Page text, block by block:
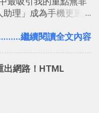
個地方，我可以無拘
各種可能。例如 目前
服務的資訊，未來也
加入短評，或者對於
資訊作補充，讓我的
理」成為手機更重
聰明的一台智慧型手
的照片、可以規劃我
我們安排時間。 其實
「功能面」來看， 這
繼續閱讀全文內容
出網路！HTML